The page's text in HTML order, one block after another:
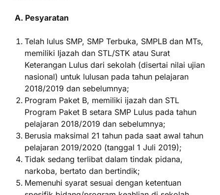
A. Pesyaratan
Telah lulus SMP, SMP Terbuka, SMPLB dan MTs,
memiliki Ijazah dan STL/STK atau Surat
Keterangan Lulus dari sekolah (disertai nilai ujian
nasional) untuk lulusan pada tahun pelajaran
2018/2019 dan sebelumnya;
Program Paket B, memiliki ijazah dan STL
Program Paket B setara SMP Lulus pada tahun
pelajaran 2018/2019 dan sebelumnya;
Berusia maksimal 21 tahun pada saat awal tahun
pelajaran 2019/2020 (tanggal 1 Juli 2019);
Tidak sedang terlibat dalam tindak pidana,
narkoba, bertato dan bertindik;
Memenuhi syarat sesuai dengan ketentuan